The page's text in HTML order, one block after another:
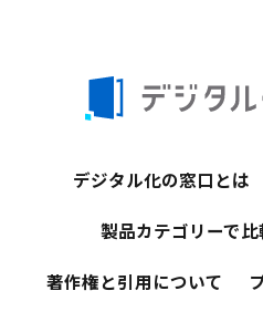
デジタル化の窓口とは
製品カテゴリーで比
著作権と引用について